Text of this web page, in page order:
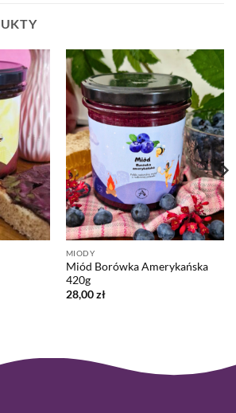
MIODY
Miód Borówka Amerykańska
420g
28,00zł